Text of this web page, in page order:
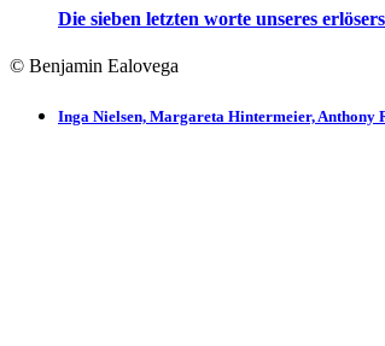
Die sieben letzten worte unseres
© Benjamin Ealovega
Inga Nielsen, Margareta Hintermeier, Anthony